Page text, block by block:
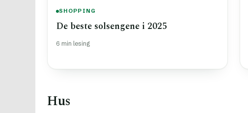
SHOPPING
De beste solsengene i 2025
6 min lesing
Hus